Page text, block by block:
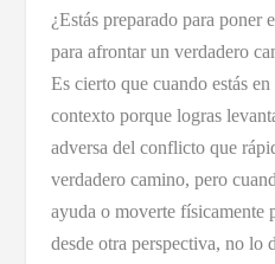
¿Estás preparado para poner
para afrontar un verdadero
Es cierto que cuando estás
contexto porque logras
adversa del conflicto que
verdadero camino, pero
ayuda o moverte físicamente
desde otra perspectiva, no lo